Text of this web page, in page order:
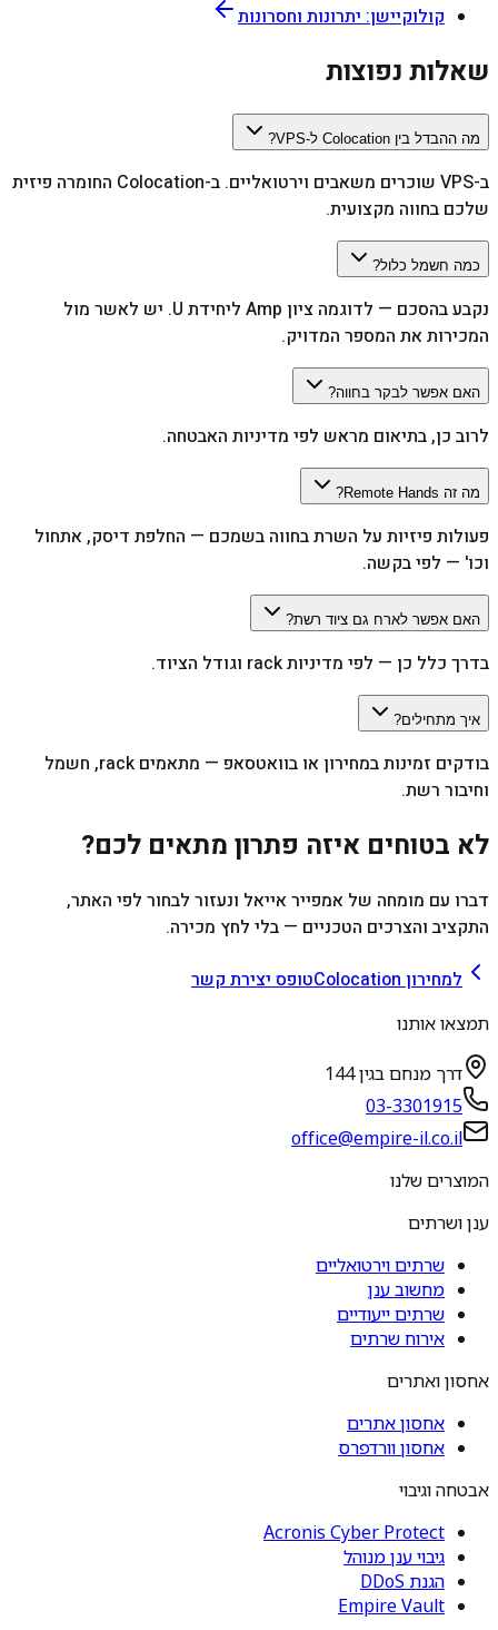
קולוקיישן: יתרונות וחסרונות
שאלות נפוצות
מה ההבדל בין Colocation ל-VPS?
ב-VPS שוכרים משאבים וירטואליים. ב-Colocation החומרה פיזית
שלכם בחווה מקצועית.
כמה חשמל כלול?
נקבע בהסכם — לדוגמה ציון Amp ליחידת U. יש לאשר מול
המכירות את המספר המדויק.
האם אפשר לבקר בחווה?
לרוב כן, בתיאום מראש לפי מדיניות האבטחה.
מה זה Remote Hands?
פעולות פיזיות על השרת בחווה בשמכם — החלפת דיסק, אתחול
וכו' — לפי בקשה.
האם אפשר לארח גם ציוד רשת?
בדרך כלל כן — לפי מדיניות rack וגודל הציוד.
איך מתחילים?
בודקים זמינות במחירון או בוואטסאפ — מתאמים rack, חשמל
וחיבור רשת.
לא בטוחים איזה פתרון מתאים לכם?
דברו עם מומחה של אמפייר אייאל ונעזור לבחור לפי האתר,
התקציב והצרכים הטכניים — בלי לחץ מכירה.
למחירון Colocation
טופס יצירת קשר
תמצאו אותנו
דרך מנחם בגין 144
03-3301915
office@empire-il.co.il
המוצרים שלנו
ענן ושרתים
שרתים וירטואליים
מחשוב ענן
שרתים ייעודיים
אירוח שרתים
אחסון ואתרים
אחסון אתרים
אחסון וורדפרס
אבטחה וגיבוי
Acronis Cyber Protect
גיבוי ענן מנוהל
הגנת DDoS
Empire Vault